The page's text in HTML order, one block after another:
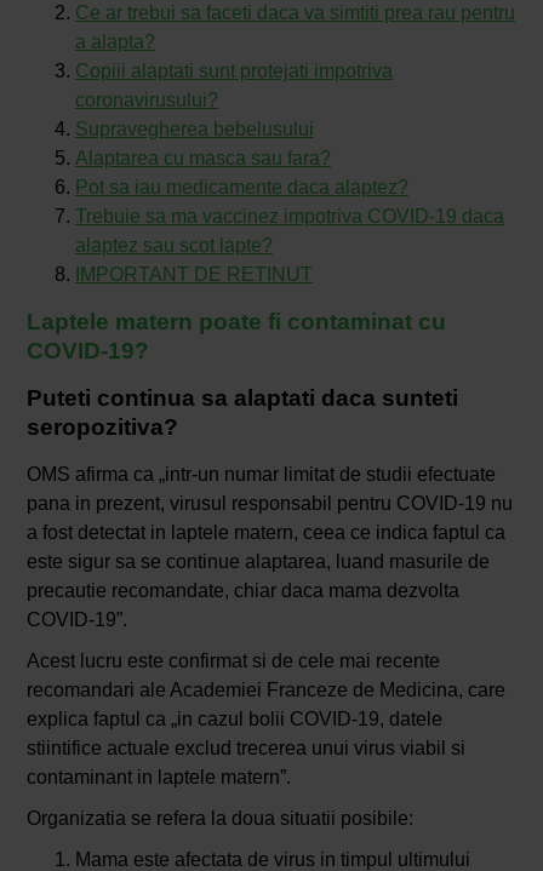
Ce ar trebui sa faceti daca va simtiti prea rau pentru
a alapta?
Copiii alaptati sunt protejati impotriva
coronavirusului?
Supravegherea bebelusului
Alaptarea cu masca sau fara?
Pot sa iau medicamente daca alaptez?
Trebuie sa ma vaccinez impotriva COVID-19 daca
alaptez sau scot lapte?
IMPORTANT DE RETINUT
Laptele matern poate fi contaminat cu
COVID-19?
Puteti continua sa alaptati daca sunteti
seropozitiva?
OMS afirma ca „intr-un numar limitat de studii efectuate
pana in prezent, virusul responsabil pentru COVID-19 nu
a fost detectat in laptele matern, ceea ce indica faptul ca
este sigur sa se continue alaptarea, luand masurile de
precautie recomandate, chiar daca mama dezvolta
COVID-19”.
Acest lucru este confirmat si de cele mai recente
recomandari ale Academiei Franceze de Medicina, care
explica faptul ca „in cazul bolii COVID-19, datele
stiintifice actuale exclud trecerea unui virus viabil si
contaminant in laptele matern”.
Organizatia se refera la doua situatii posibile:
Mama este afectata de virus in timpul ultimului